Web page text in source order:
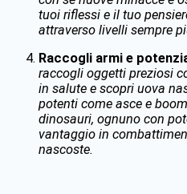
tuoi riflessi e il tuo
attraverso livelli sempre
Raccogli armi e
raccogli oggetti preziosi
in salute e scopri uova
potenti come asce e
dinosauri, ognuno con
vantaggio in
nascoste.